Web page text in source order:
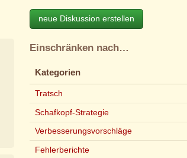
neue Diskussion erstellen
Einschränken nach…
Kategorien
Tratsch
Schafkopf-Strategie
Verbesserungsvorschläge
Fehlerberichte